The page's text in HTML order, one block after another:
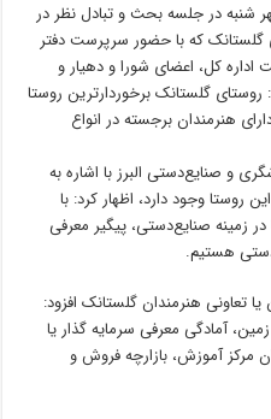
شنبه در جلسه بحث و تبادل نظر در
گلستانککه با حضور سرپرست دفتر
اداره کل، اعضای شورا و دهیار و
روستایگلستانکبرخوردارترین روستا
هنرمندان برجسته در انواع
و صنایع‌دستی البرز با اشاره به
در این روستا وجود دارد، اظهار کرد: با
زمینه صنایع‌دستی، پیگیر معرفی
هستیم.
یا تعاونی هنرمندانگلستانک افزود:
آمادگی معرفی سرمایه گذار یا
مرکز آموزش، بازارچه فروش و